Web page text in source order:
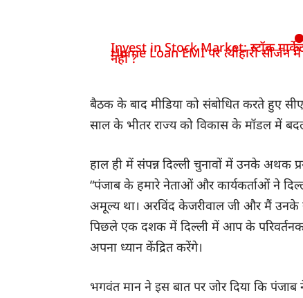
Invest in Stock Market: स्टॉक
Home Loan EMI पर त्योहारी
नहीं ?
बैठक के बाद मीडिया को संबोधित करते हुए
साल के भीतर राज्य को विकास के मॉडल में
हाल ही में संपन्न दिल्ली चुनावों में उनके अथक
“पंजाब के हमारे नेताओं और कार्यकर्ताओं ने
अमूल्य था। अरविंद केजरीवाल जी और मैं उनके
पिछले एक दशक में दिल्ली में आप के
अपना ध्यान केंद्रित करेंगे।
भगवंत मान ने इस बात पर जोर दिया कि पंजाब